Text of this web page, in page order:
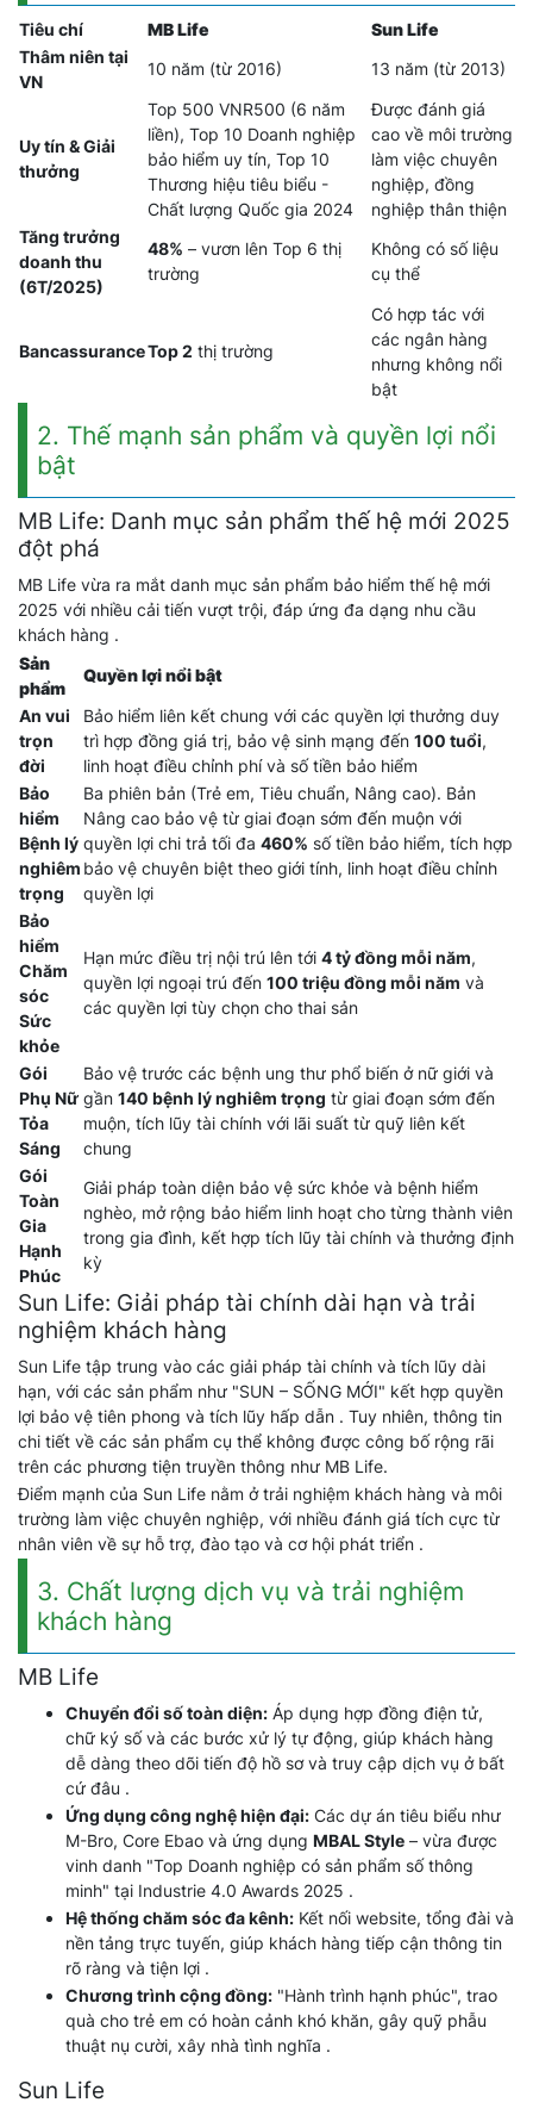
Tiêu chí MB Life
Sun Life
Thâm niên tại
VN
10 năm (từ 2016) 13 năm (từ 2013)
Uy tín & Giải
thưởng
Top 500 VNR500 (6 năm
liền), Top 10 Doanh nghiệp
bảo hiểm uy tín, Top 10
Thương hiệu tiêu biểu -
Chất lượng Quốc gia 2024
Được đánh giá
cao về môi trường
làm việc chuyên
nghiệp, đồng
nghiệp thân thiện
Tăng trưởng
doanh thu
(6T/2025)
48% – vươn lên Top 6 thị
trường
Không có số liệu
cụ thể
BancassuranceTop 2 thị trường
Có hợp tác với
các ngân hàng
nhưng không nổi
bật
2. Thế mạnh sản phẩm và quyền lợi nổi
bật
MB Life: Danh mục sản phẩm thế hệ mới 2025
đột phá
MB Life vừa ra mắt danh mục sản phẩm bảo hiểm thế hệ mới
2025 với nhiều cải tiến vượt trội, đáp ứng đa dạng nhu cầu
khách hàng .
Sản
phẩm
Quyền lợi nổi bật
An vui
trọn
đời
Bảo hiểm liên kết chung với các quyền lợi thưởng duy
trì hợp đồng giá trị, bảo vệ sinh mạng đến 100 tuổi,
linh hoạt điều chỉnh phí và số tiền bảo hiểm
Bảo
hiểm
Bệnh lý
nghiêm
trọng
Ba phiên bản (Trẻ em, Tiêu chuẩn, Nâng cao). Bản
Nâng cao bảo vệ từ giai đoạn sớm đến muộn với
quyền lợi chi trả tối đa 460% số tiền bảo hiểm, tích hợp
bảo vệ chuyên biệt theo giới tính, linh hoạt điều chỉnh
quyền lợi
Bảo
hiểm
Chăm
sóc
Sức
khỏe
Hạn mức điều trị nội trú lên tới 4 tỷ đồng mỗi năm,
quyền lợi ngoại trú đến 100 triệu đồng mỗi năm và
các quyền lợi tùy chọn cho thai sản
Gói
Phụ Nữ
Tỏa
Sáng
Bảo vệ trước các bệnh ung thư phổ biến ở nữ giới và
gần 140 bệnh lý nghiêm trọng từ giai đoạn sớm đến
muộn, tích lũy tài chính với lãi suất từ quỹ liên kết
chung
Gói
Toàn
Gia
Hạnh
Phúc
Giải pháp toàn diện bảo vệ sức khỏe và bệnh hiểm
nghèo, mở rộng bảo hiểm linh hoạt cho từng thành viên
trong gia đình, kết hợp tích lũy tài chính và thưởng định
kỳ
Sun Life: Giải pháp tài chính dài hạn và trải
nghiệm khách hàng
Sun Life tập trung vào các giải pháp tài chính và tích lũy dài
hạn, với các sản phẩm như "SUN – SỐNG MỚI" kết hợp quyền
lợi bảo vệ tiên phong và tích lũy hấp dẫn . Tuy nhiên, thông tin
chi tiết về các sản phẩm cụ thể không được công bố rộng rãi
trên các phương tiện truyền thông như MB Life.
Điểm mạnh của Sun Life nằm ở trải nghiệm khách hàng và môi
trường làm việc chuyên nghiệp, với nhiều đánh giá tích cực từ
nhân viên về sự hỗ trợ, đào tạo và cơ hội phát triển .
3. Chất lượng dịch vụ và trải nghiệm
khách hàng
MB Life
Chuyển đổi số toàn diện: Áp dụng hợp đồng điện tử,
chữ ký số và các bước xử lý tự động, giúp khách hàng
dễ dàng theo dõi tiến độ hồ sơ và truy cập dịch vụ ở bất
cứ đâu .
Ứng dụng công nghệ hiện đại: Các dự án tiêu biểu như
M-Bro, Core Ebao và ứng dụng MBAL Style – vừa được
vinh danh "Top Doanh nghiệp có sản phẩm số thông
minh" tại Industrie 4.0 Awards 2025 .
Hệ thống chăm sóc đa kênh: Kết nối website, tổng đài và
nền tảng trực tuyến, giúp khách hàng tiếp cận thông tin
rõ ràng và tiện lợi .
Chương trình cộng đồng: "Hành trình hạnh phúc", trao
quà cho trẻ em có hoàn cảnh khó khăn, gây quỹ phẫu
thuật nụ cười, xây nhà tình nghĩa .
Sun Life